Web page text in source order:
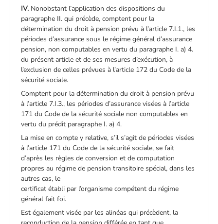
IV. Nonobstant l’application des dispositions du
paragraphe II. qui précède, comptent pour la
détermination du droit à pension prévu à l’article 7.I.1., les
périodes d’assurance sous le régime général d’assurance
pension, non computables en vertu du paragraphe I. a) 4.
du présent article et de ses mesures d’exécution, à
l’exclusion de celles prévues à l’article 172 du Code de la
sécurité sociale.
Comptent pour la détermination du droit à pension prévu
à l’article 7.I.3., les périodes d’assurance visées à l’article
171 du Code de la sécurité sociale non computables en
vertu du prédit paragraphe I. a) 4.
La mise en compte y relative, s’il s’agit de périodes visées
à l’article 171 du Code de la sécurité sociale, se fait
d’après les règles de conversion et de computation
propres au régime de pension transitoire spécial, dans les
autres cas, le
certificat établi par l’organisme compétent du régime
général fait foi.
Est également visée par les alinéas qui précèdent, la